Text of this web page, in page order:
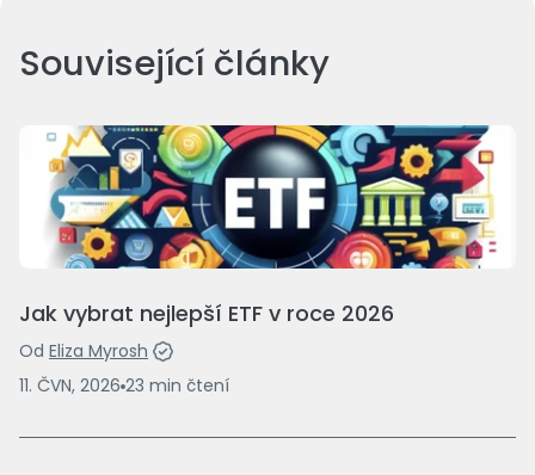
Související články
Jak vybrat nejlepší ETF v roce 2026
Od Eliza Myrosh
11. ČVN, 2026 23 min čtení